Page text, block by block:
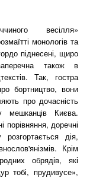
весілля»
монологів та
піднесені, щиро
також в
Так, гостра
бортництво, вони
про дочасність
мешканців Києва.
порівняння, доречні
дія,
Крім
обрядів, які
тобі, прудивусе»,